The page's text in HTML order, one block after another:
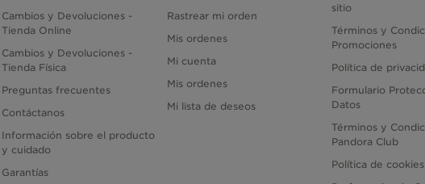
Cambios y Devoluciones -
Tienda Online
Cambios y Devoluciones -
Tienda Física
Preguntas frecuentes
Contáctanos
Información sobre el producto
y cuidado
Garantías
Rastrear mi orden
Mis ordenes
Mi cuenta
Mis ordenes
Mi lista de deseos
sitio
Términos y
Promociones
Política de
Formulario
Datos
Términos y
Pandora Club
Política de cookies